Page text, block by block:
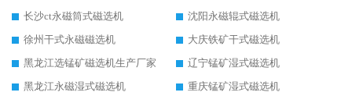
长沙ct永磁筒式磁选机
沈阳永磁辊式磁选机
徐州干式永磁磁选机
大庆铁矿干式磁选机
黑龙江选锰矿磁选机生产厂家
辽宁锰矿湿式磁选机
黑龙江永磁湿式磁选机
重庆锰矿湿式磁选机